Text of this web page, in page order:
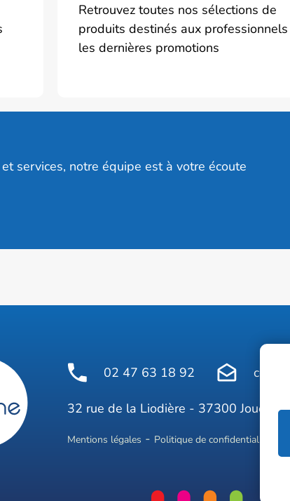
Retrouvez toutes nos sélections de
produits destinés aux
les dernières promotions
services, notre équipe est à votre écoute
02 47 63 18 92
32 rue de la Liodière - 37300 Joué-
Mentions légales Politique de confidentialité